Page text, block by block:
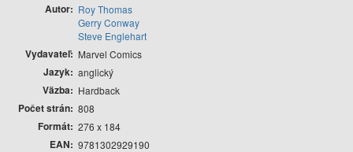
Autor
Roy Thomas
Gerry Conway
Steve Englehart
Vydavateľ Marvel Comics
Jazyk anglický
Väzba Hardback
Počet strán 808
Formát 276 x 184
EAN 9781302929190